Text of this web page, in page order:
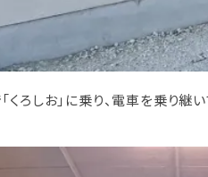
くろしお」に乗り、電車を乗り